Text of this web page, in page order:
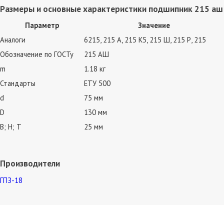
Размеры и основные характеристики подшипник 215 аш
Параметр
Значение
Аналоги
6215, 215 А, 215 К5, 215 Ш, 215 Р, 215
Обозначение по ГОСТу
215 АШ
m
1.18 кг
Стандарты
ЕТУ 500
d
75 мм
D
130 мм
В; Н; Т
25 мм
Производители
ГПЗ-18